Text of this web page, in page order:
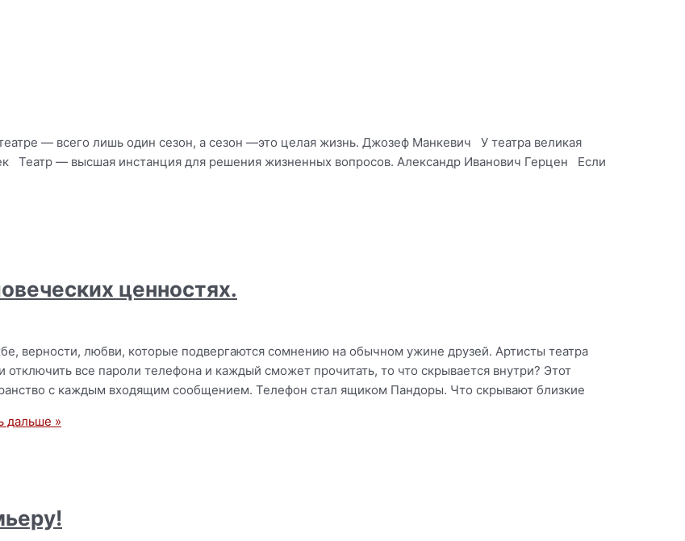
— всего лишь один сезон, а сезон —это целая жизнь. Джозеф Манкевич У театра великая
Театр — высшая инстанция для решения жизненных вопросов. Александр Иванович Герцен Если
ценностях.
верности, любви, которые подвергаются сомнению на обычном ужине друзей. Артисты театра
все пароли телефона и каждый сможет прочитать, то что скрывается внутри? Этот
с каждым входящим сообщением. Телефон стал ящиком Пандоры. Что скрывают близкие
дальше »